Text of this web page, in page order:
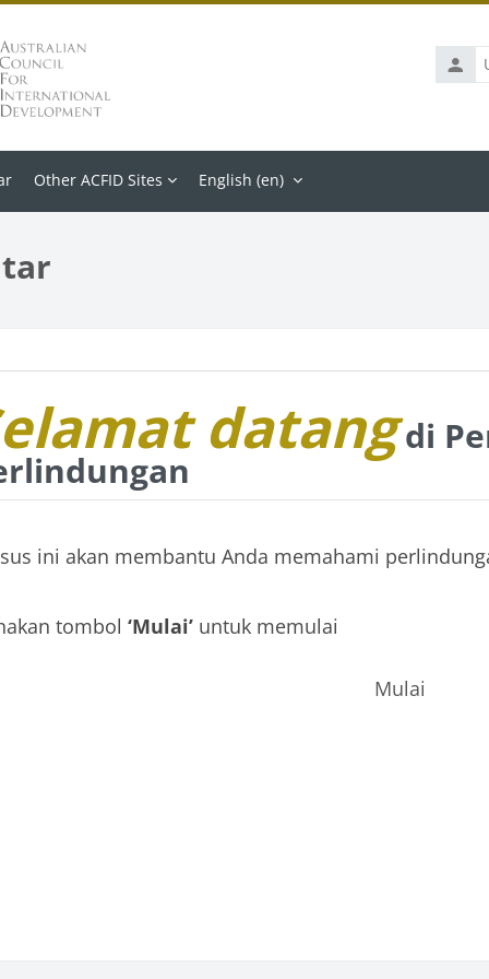
Other ACFID Sites English ‎(en)‎
outline
datang di
ini akan membantu Anda memahami
tombol ‘Mulai’ untuk memulai
Mulai